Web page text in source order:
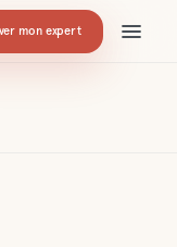
mon expert